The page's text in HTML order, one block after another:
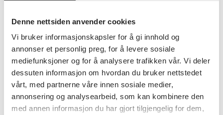
Denne nettsiden anvender cookies
Vi bruker informasjonskapsler for å gi innhold og
annonser et personlig preg, for å levere sosiale
mediefunksjoner og for å analysere trafikken vår. Vi deler
dessuten informasjon om hvordan du bruker nettstedet
vårt, med partnerne våre innen sosiale medier,
annonsering og analysearbeid, som kan kombinere den
med annen informasjon du har gjort tilgjengelig for dem,
Se alle nyheter